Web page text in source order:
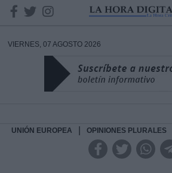
VIERNES, 07 AGOSTO 2026
UNIÓN EUROPEA OPINIONES PLURALES
DATOS
Responsable: